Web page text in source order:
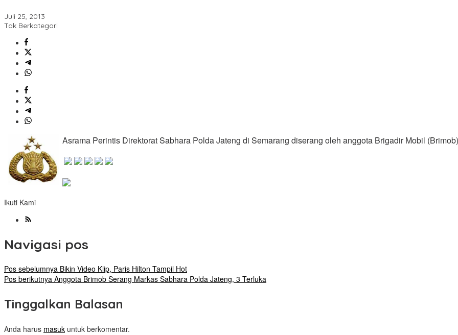
Juli 25, 2013
Tak Berkategori
Asrama Perintis Direktorat Sabhara Polda Jateng di Semarang diserang oleh anggota Brigadir Mobil
Ikuti Kami
Navigasi pos
Pos sebelumnya Bikin Video Klip, Paris Hilton Tampil Hot
Pos berikutnya Anggota Brimob Serang Markas Sabhara Polda Jateng, 3 Terluka
Tinggalkan Balasan
Anda harus masuk untuk berkomentar.